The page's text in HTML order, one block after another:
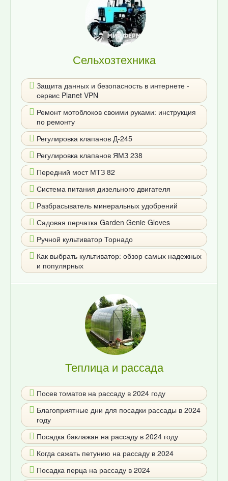
Сельхозтехника
Защита данных и безопасность в интернете -
сервис Planet VPN
Ремонт мотоблоков своими руками: инструкция
по ремонту
Регулировка клапанов Д-245
Регулировка клапанов ЯМЗ 238
Передний мост МТЗ 82
Система питания дизельного двигателя
Разбрасыватель минеральных удобрений
Садовая перчатка Garden Genie Gloves
Ручной культиватор Торнадо
Как выбрать культиватор: обзор самых надежных
и популярных
Теплица и рассада
Посев томатов на рассаду в 2024 году
Благоприятные дни для посадки рассады в 2024
году
Посадка баклажан на рассаду в 2024 году
Когда сажать петунию на рассаду в 2024
Посадка перца на рассаду в 2024